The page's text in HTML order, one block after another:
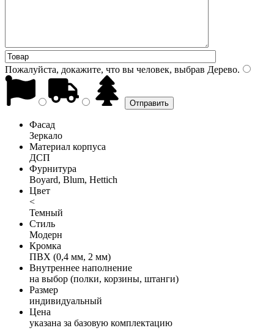
Пожалуйста, докажите, что вы человек, выбрав Дерево.
Фасад
Зеркало
Материал корпуса
ДСП
Фурнитура
Boyard, Blum, Hettich
Цвет
<
Темный
Стиль
Модерн
Кромка
ПВХ (0,4 мм, 2 мм)
Внутреннее наполнение
на выбор (полки, корзины, штанги)
Размер
индивидуальный
Цена
указана за базовую комплектацию